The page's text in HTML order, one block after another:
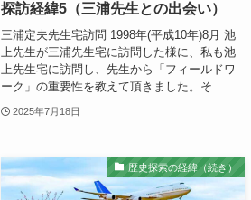
探訪経緯5（三浦先生との出会い）
三浦定夫先生宅訪問 1998年(平成10年)8月 池
上先生が三浦先生宅に訪問した様に、私も池
上先生宅に訪問し、先生から「フィールドワ
ーク」の重要性を教えて頂きました。そ...
2025年7月18日
歴史探索の経緯（続き）